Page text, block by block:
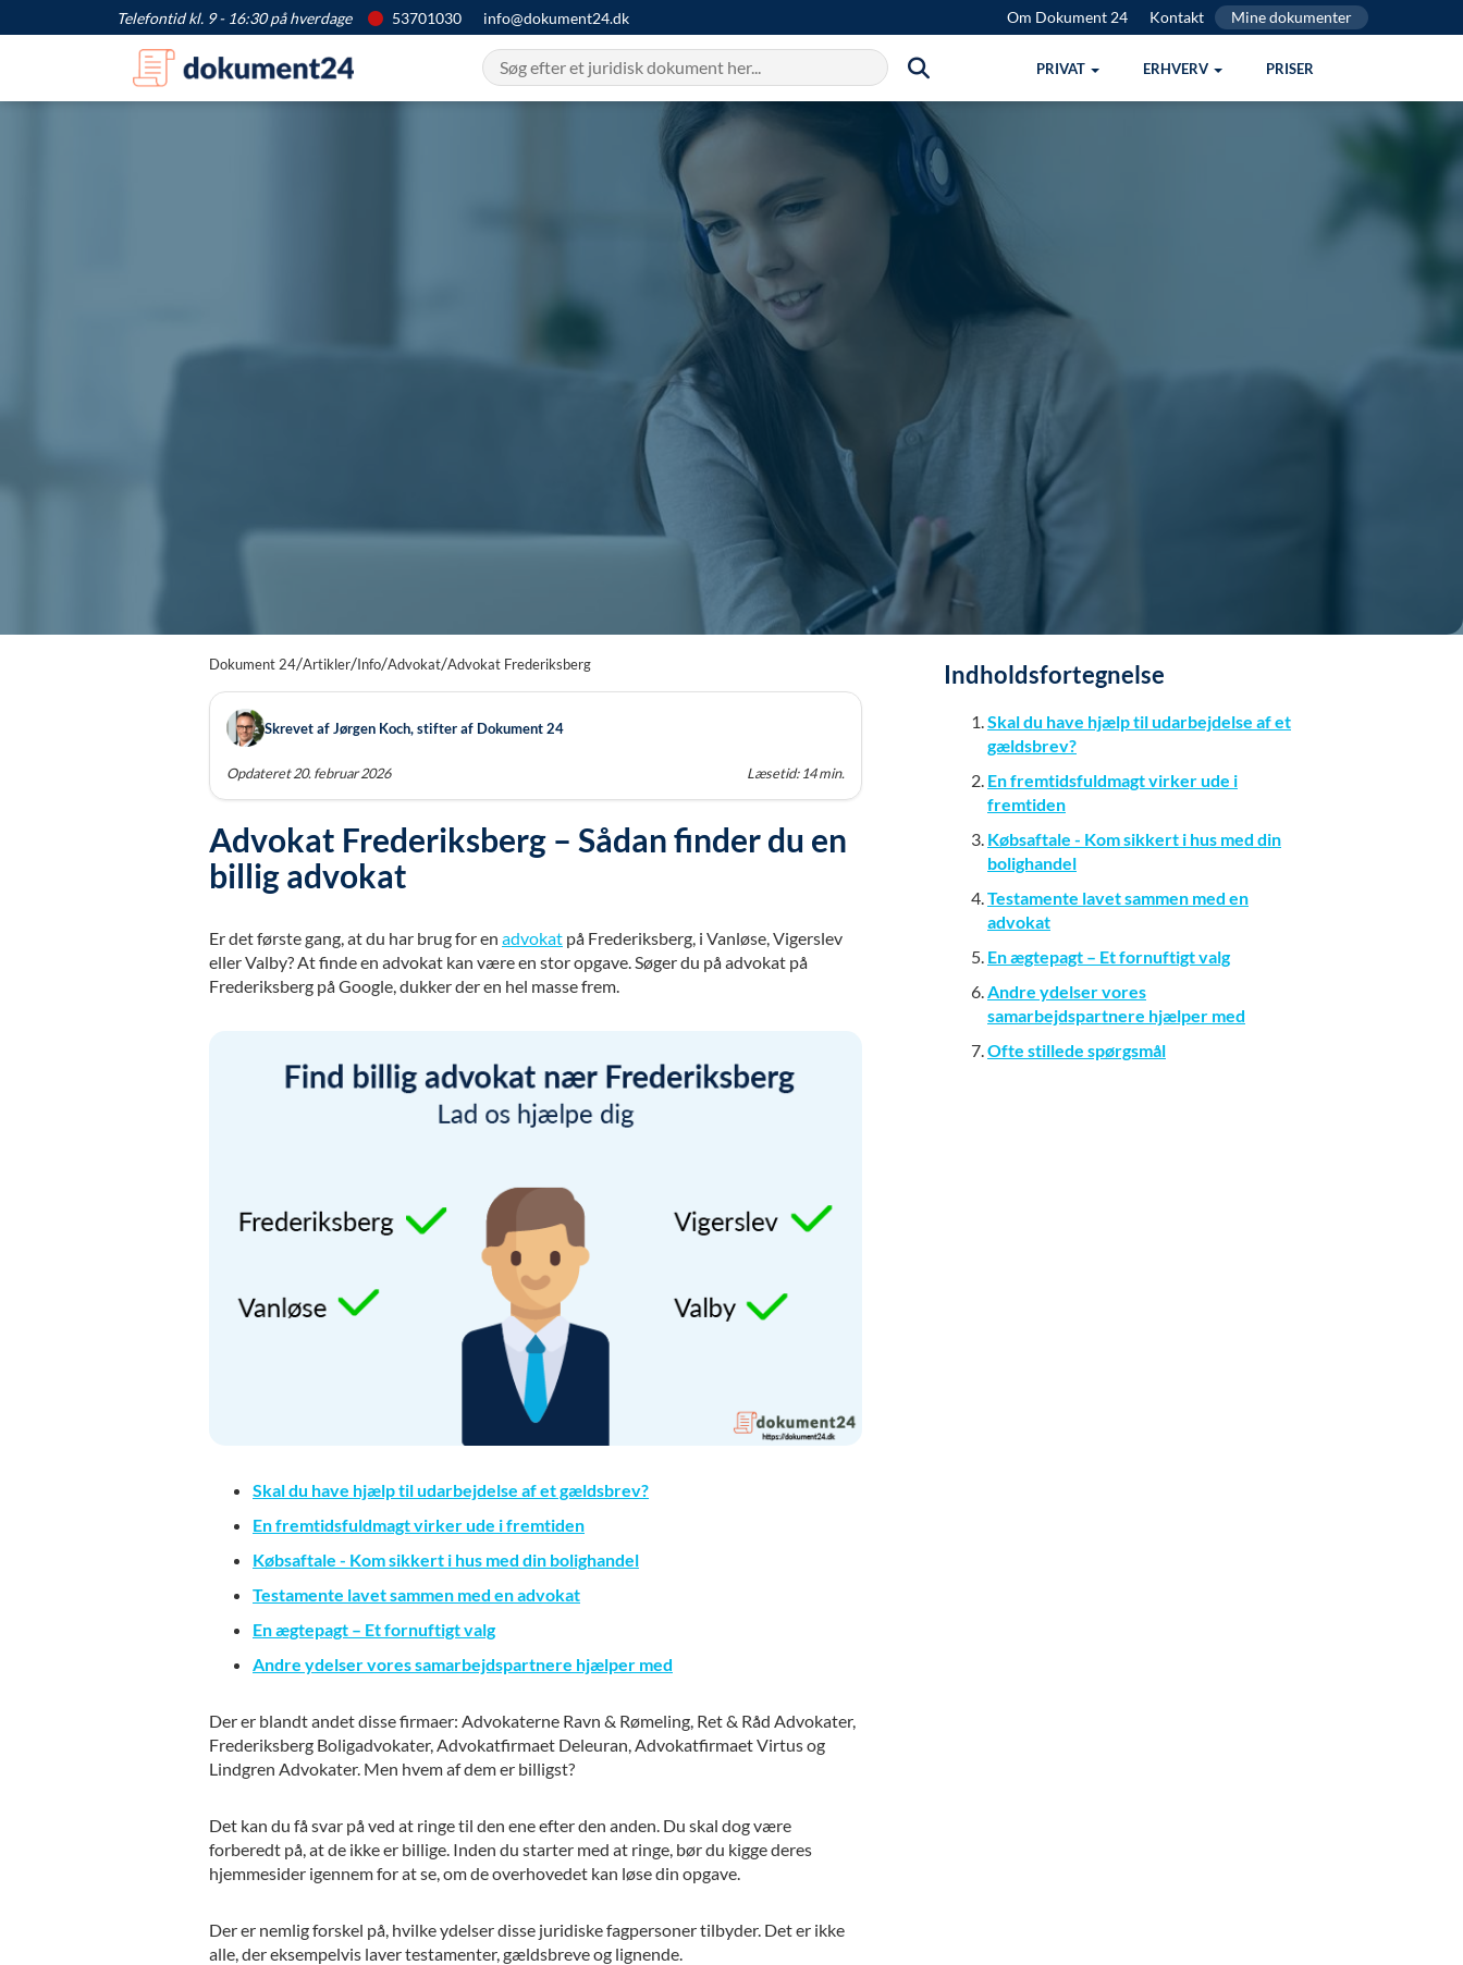
Telefontid kl. 9 - 16:30 på hverdage 53701030 info@dokument24.dk Om Dokument 24 Kontakt Mine dokumenter
PRIVAT ERHVERV PRISER
Dokument 24/Artikler/Info/Advokat/Advokat Frederiksberg
Skrevet af Jørgen Koch, stifter af Dokument 24
Opdateret 20. februar 2026 Læsetid: 14 min.
Advokat Frederiksberg – Sådan finder du en
billig advokat
Er det første gang, at du har brug for en advokat på Frederiksberg, i Vanløse, Vigerslev
eller Valby? At finde en advokat kan være en stor opgave. Søger du på advokat på
Frederiksberg på Google, dukker der en hel masse frem.
Skal du have hjælp til udarbejdelse af et gældsbrev?
En fremtidsfuldmagt virker ude i fremtiden
Købsaftale - Kom sikkert i hus med din bolighandel
Testamente lavet sammen med en advokat
En ægtepagt – Et fornuftigt valg
Andre ydelser vores samarbejdspartnere hjælper med
Der er blandt andet disse firmaer: Advokaterne Ravn & Rømeling, Ret & Råd Advokater,
Frederiksberg Boligadvokater, Advokatfirmaet Deleuran, Advokatfirmaet Virtus og
Lindgren Advokater. Men hvem af dem er billigst?
Det kan du få svar på ved at ringe til den ene efter den anden. Du skal dog være
forberedt på, at de ikke er billige. Inden du starter med at ringe, bør du kigge deres
hjemmesider igennem for at se, om de overhovedet kan løse din opgave.
Der er nemlig forskel på, hvilke ydelser disse juridiske fagpersoner tilbyder. Det er ikke
alle, der eksempelvis laver testamenter, gældsbreve og lignende.
Indholdsfortegnelse
Skal du have hjælp til udarbejdelse af et
gældsbrev?
En fremtidsfuldmagt virker ude i
fremtiden
Købsaftale - Kom sikkert i hus med din
bolighandel
Testamente lavet sammen med en
advokat
En ægtepagt – Et fornuftigt valg
Andre ydelser vores
samarbejdspartnere hjælper med
Ofte stillede spørgsmål